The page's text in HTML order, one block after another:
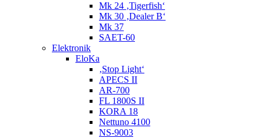
Mk 24 ‚Tigerfish‘
Mk 30 ‚Dealer B‘
Mk 37
SAET-60
Elektronik
EloKa
‚Stop Light‘
APECS II
AR-700
FL 1800S II
KORA 18
Nettuno 4100
NS-9003